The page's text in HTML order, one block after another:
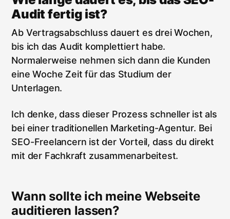
Audit fertig ist?
Ab Vertragsabschluss dauert es drei Wochen,
bis ich das Audit komplettiert habe.
Normalerweise nehmen sich dann die Kunden
eine Woche Zeit für das Studium der
Unterlagen.
Ich denke, dass dieser Prozess schneller ist als
bei einer traditionellen Marketing-Agentur. Bei
SEO-Freelancern ist der Vorteil, dass du direkt
mit der Fachkraft zusammenarbeitest.
Wann sollte ich meine Webseite
auditieren lassen?